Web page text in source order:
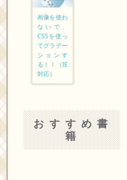
画像を使わ
ないで、
CSSを使っ
てグラデー
ションす
る！！（IE
対応）
おすすめ書
籍